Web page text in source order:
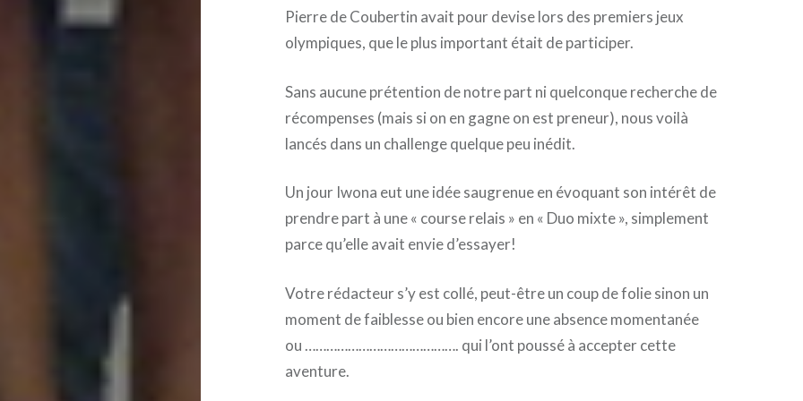
Pierre de Coubertin avait pour devise lors des premiers jeux
olympiques, que le plus important était de participer.
Sans aucune prétention de notre part ni quelconque recherche de
récompenses (mais si on en gagne on est preneur), nous voilà
lancés dans un challenge quelque peu inédit.
Un jour Iwona eut une idée saugrenue en évoquant son intérêt de
prendre part à une « course relais » en « Duo mixte », simplement
parce qu’elle avait envie d’essayer!
Votre rédacteur s’y est collé, peut-être un coup de folie sinon un
moment de faiblesse ou bien encore une absence momentanée
ou ……………………………………. qui l’ont poussé à accepter cette
aventure.